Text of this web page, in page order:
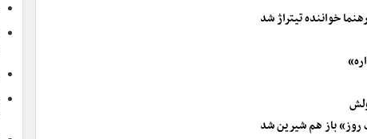
خواننده تیتراژ شد
باز هم شیرین شد